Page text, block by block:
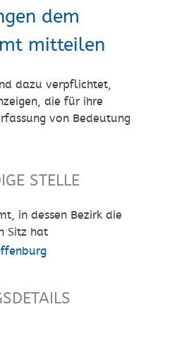
dem
mitteilen
dazu verpflichtet,
die für ihre
von Bedeutung
STELLE
in dessen Bezirk die
Sitz hat